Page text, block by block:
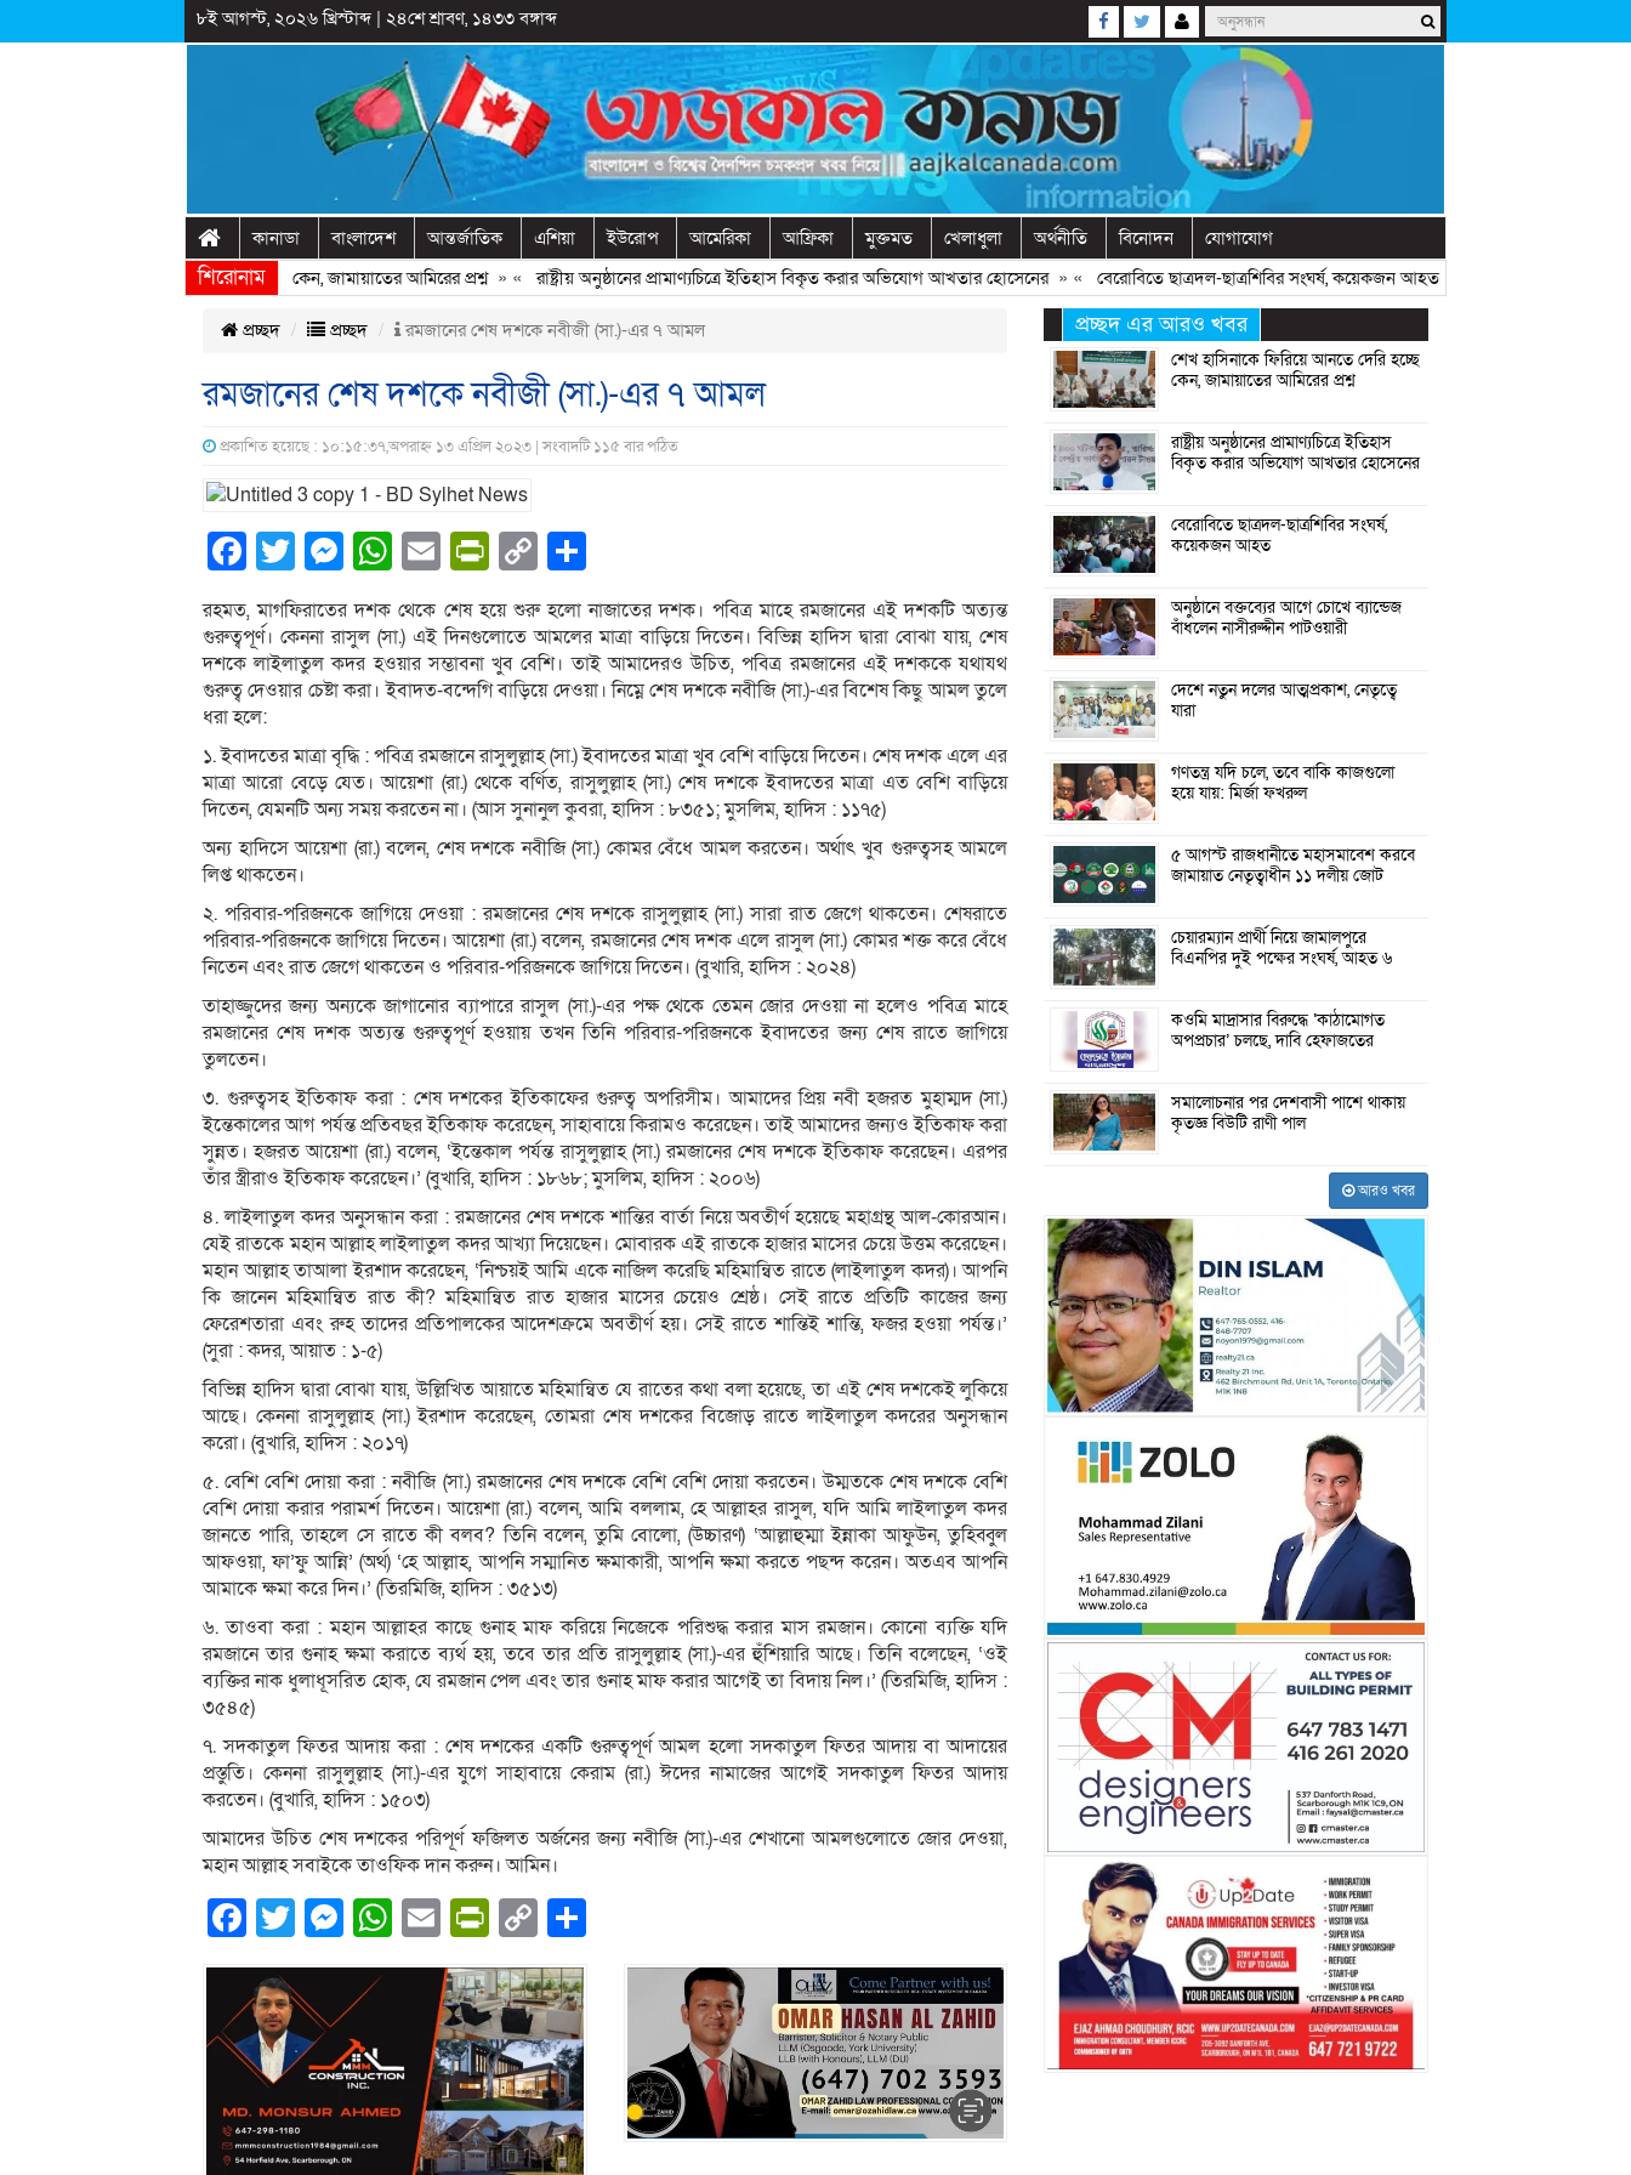
৮ই আগস্ট, ২০২৬ খ্রিস্টাব্দ| ২৪শে শ্রাবণ, ১৪৩৩ বঙ্গাব্দ
কানাডা বাংলাদেশ আন্তর্জাতিক এশিয়া ইউরোপ আমেরিকা আফ্রিকা মুক্তমত খেলাধুলা অর্থনীতি বিনোদন যোগাযোগ
শিরোনাম
হাসিনাকে ফিরিয়ে আনতে দেরি হচ্ছে কেন, জামায়াতের আমিরের প্রশ্ন» «রাষ্ট্রীয় অনুষ্ঠানের প্রামাণ্যচিত্রে ইতিহাস বিকৃত করার অভিযোগ আখতার হোসেনের» «বেরোবিতে ছাত্রদল-ছাত্রশিবির সংঘর্ষ, কয়েকজন আহত» «
প্রচ্ছদ প্রচ্ছদ রমজানের শেষ দশকে নবীজী (সা.)-এর ৭ আমল
রমজানের শেষ দশকে নবীজী (সা.)-এর ৭ আমল
প্রকাশিত হয়েছে : ১০:১৫:৩৭,অপরাহ্ন ১৩ এপ্রিল ২০২৩ | সংবাদটি ১১৫ বার পঠিত
Facebook
Twitter
Messenger
WhatsApp
EmailPrintFriendly
Copy
Link
রহমত, মাগফিরাতের দশক থেকে শেষ হয়ে শুরু হলো নাজাতের দশক। পবিত্র মাহে রমজানের এই দশকটি অত্যন্ত
গুরুত্বপূর্ণ। কেননা রাসুল (সা.) এই দিনগুলোতে আমলের মাত্রা বাড়িয়ে দিতেন। বিভিন্ন হাদিস দ্বারা বোঝা যায়, শেষ
দশকে লাইলাতুল কদর হওয়ার সম্ভাবনা খুব বেশি। তাই আমাদেরও উচিত, পবিত্র রমজানের এই দশককে যথাযথ
গুরুত্ব দেওয়ার চেষ্টা করা। ইবাদত-বন্দেগি বাড়িয়ে দেওয়া। নিম্নে শেষ দশকে নবীজি (সা.)-এর বিশেষ কিছু আমল তুলে
ধরা হলে:
১. ইবাদতের মাত্রা বৃদ্ধি : পবিত্র রমজানে রাসুলুল্লাহ (সা.) ইবাদতের মাত্রা খুব বেশি বাড়িয়ে দিতেন। শেষ দশক এলে এর
মাত্রা আরো বেড়ে যেত। আয়েশা (রা.) থেকে বর্ণিত, রাসুলুল্লাহ (সা.) শেষ দশকে ইবাদতের মাত্রা এত বেশি বাড়িয়ে
দিতেন, যেমনটি অন্য সময় করতেন না। (আস সুনানুল কুবরা, হাদিস : ৮৩৫১; মুসলিম, হাদিস : ১১৭৫)
অন্য হাদিসে আয়েশা (রা.) বলেন, শেষ দশকে নবীজি (সা.) কোমর বেঁধে আমল করতেন। অর্থাৎ খুব গুরুত্বসহ আমলে
লিপ্ত থাকতেন।
২. পরিবার-পরিজনকে জাগিয়ে দেওয়া : রমজানের শেষ দশকে রাসুলুল্লাহ (সা.) সারা রাত জেগে থাকতেন। শেষরাতে
পরিবার-পরিজনকে জাগিয়ে দিতেন। আয়েশা (রা.) বলেন, রমজানের শেষ দশক এলে রাসুল (সা.) কোমর শক্ত করে বেঁধে
নিতেন এবং রাত জেগে থাকতেন ও পরিবার-পরিজনকে জাগিয়ে দিতেন। (বুখারি, হাদিস : ২০২৪)
তাহাজ্জুদের জন্য অন্যকে জাগানোর ব্যাপারে রাসুল (সা.)-এর পক্ষ থেকে তেমন জোর দেওয়া না হলেও পবিত্র মাহে
রমজানের শেষ দশক অত্যন্ত গুরুত্বপূর্ণ হওয়ায় তখন তিনি পরিবার-পরিজনকে ইবাদতের জন্য শেষ রাতে জাগিয়ে
তুলতেন।
৩. গুরুত্বসহ ইতিকাফ করা : শেষ দশকের ইতিকাফের গুরুত্ব অপরিসীম। আমাদের প্রিয় নবী হজরত মুহাম্মদ (সা.)
ইন্তেকালের আগ পর্যন্ত প্রতিবছর ইতিকাফ করেছেন, সাহাবায়ে কিরামও করেছেন। তাই আমাদের জন্যও ইতিকাফ করা
সুন্নত। হজরত আয়েশা (রা.) বলেন, ‘ইন্তেকাল পর্যন্ত রাসুলুল্লাহ (সা.) রমজানের শেষ দশকে ইতিকাফ করেছেন। এরপর
তাঁর স্ত্রীরাও ইতিকাফ করেছেন।’ (বুখারি, হাদিস : ১৮৬৮; মুসলিম, হাদিস : ২০০৬)
৪. লাইলাতুল কদর অনুসন্ধান করা : রমজানের শেষ দশকে শান্তির বার্তা নিয়ে অবতীর্ণ হয়েছে মহাগ্রন্থ আল-কোরআন।
যেই রাতকে মহান আল্লাহ লাইলাতুল কদর আখ্যা দিয়েছেন। মোবারক এই রাতকে হাজার মাসের চেয়ে উত্তম করেছেন।
মহান আল্লাহ তাআলা ইরশাদ করেছেন, ‘নিশ্চয়ই আমি একে নাজিল করেছি মহিমান্বিত রাতে (লাইলাতুল কদর)। আপনি
কি জানেন মহিমান্বিত রাত কী? মহিমান্বিত রাত হাজার মাসের চেয়েও শ্রেষ্ঠ। সেই রাতে প্রতিটি কাজের জন্য
ফেরেশতারা এবং রুহ তাদের প্রতিপালকের আদেশক্রমে অবতীর্ণ হয়। সেই রাতে শান্তিই শান্তি, ফজর হওয়া পর্যন্ত।’
(সুরা : কদর, আয়াত : ১-৫)
বিভিন্ন হাদিস দ্বারা বোঝা যায়, উল্লিখিত আয়াতে মহিমান্বিত যে রাতের কথা বলা হয়েছে, তা এই শেষ দশকেই লুকিয়ে
আছে। কেননা রাসুলুল্লাহ (সা.) ইরশাদ করেছেন, তোমরা শেষ দশকের বিজোড় রাতে লাইলাতুল কদরের অনুসন্ধান
করো। (বুখারি, হাদিস : ২০১৭)
৫. বেশি বেশি দোয়া করা : নবীজি (সা.) রমজানের শেষ দশকে বেশি বেশি দোয়া করতেন। উম্মতকে শেষ দশকে বেশি
বেশি দোয়া করার পরামর্শ দিতেন। আয়েশা (রা.) বলেন, আমি বললাম, হে আল্লাহর রাসুল, যদি আমি লাইলাতুল কদর
জানতে পারি, তাহলে সে রাতে কী বলব? তিনি বলেন, তুমি বোলো, (উচ্চারণ) ‘আল্লাহুম্মা ইন্নাকা আফুউন, তুহিব্বুল
আফওয়া, ফা’ফু আন্নি’ (অর্থ) ‘হে আল্লাহ, আপনি সম্মানিত ক্ষমাকারী, আপনি ক্ষমা করতে পছন্দ করেন। অতএব আপনি
আমাকে ক্ষমা করে দিন।’ (তিরমিজি, হাদিস : ৩৫১৩)
৬. তাওবা করা : মহান আল্লাহর কাছে গুনাহ মাফ করিয়ে নিজেকে পরিশুদ্ধ করার মাস রমজান। কোনো ব্যক্তি যদি
রমজানে তার গুনাহ ক্ষমা করাতে ব্যর্থ হয়, তবে তার প্রতি রাসুলুল্লাহ (সা.)-এর হুঁশিয়ারি আছে। তিনি বলেছেন, ‘ওই
ব্যক্তির নাক ধুলাধূসরিত হোক, যে রমজান পেল এবং তার গুনাহ মাফ করার আগেই তা বিদায় নিল।’ (তিরমিজি, হাদিস :
৩৫৪৫)
৭. সদকাতুল ফিতর আদায় করা : শেষ দশকের একটি গুরুত্বপূর্ণ আমল হলো সদকাতুল ফিতর আদায় বা আদায়ের
প্রস্তুতি। কেননা রাসুলুল্লাহ (সা.)-এর যুগে সাহাবায়ে কেরাম (রা.) ঈদের নামাজের আগেই সদকাতুল ফিতর আদায়
করতেন। (বুখারি, হাদিস : ১৫০৩)
আমাদের উচিত শেষ দশকের পরিপূর্ণ ফজিলত অর্জনের জন্য নবীজি (সা.)-এর শেখানো আমলগুলোতে জোর দেওয়া,
মহান আল্লাহ সবাইকে তাওফিক দান করুন। আমিন।
Facebook
Twitter
Messenger
WhatsApp
EmailPrintFriendly
Copy
Link
প্রচ্ছদ এর আরও খবর
শেখ হাসিনাকে ফিরিয়ে আনতে দেরি হচ্ছে
কেন, জামায়াতের আমিরের প্রশ্ন
রাষ্ট্রীয় অনুষ্ঠানের প্রামাণ্যচিত্রে ইতিহাস
বিকৃত করার অভিযোগ আখতার হোসেনের
বেরোবিতে ছাত্রদল-ছাত্রশিবির সংঘর্ষ,
কয়েকজন আহত
অনুষ্ঠানে বক্তব্যের আগে চোখে ব্যান্ডেজ
বাঁধলেন নাসীরুদ্দীন পাটওয়ারী
দেশে নতুন দলের আত্মপ্রকাশ, নেতৃত্বে
যারা
গণতন্ত্র যদি চলে, তবে বাকি কাজগুলো
হয়ে যায়: মির্জা ফখরুল
৫ আগস্ট রাজধানীতে মহাসমাবেশ করবে
জামায়াত নেতৃত্বাধীন ১১ দলীয় জোট
চেয়ারম্যান প্রার্থী নিয়ে জামালপুরে
বিএনপির দুই পক্ষের সংঘর্ষ, আহত ৬
কওমি মাদ্রাসার বিরুদ্ধে ‘কাঠামোগত
অপপ্রচার’ চলছে, দাবি হেফাজতের
সমালোচনার পর দেশবাসী পাশে থাকায়
কৃতজ্ঞ বিউটি রাণী পাল
আরও খবর